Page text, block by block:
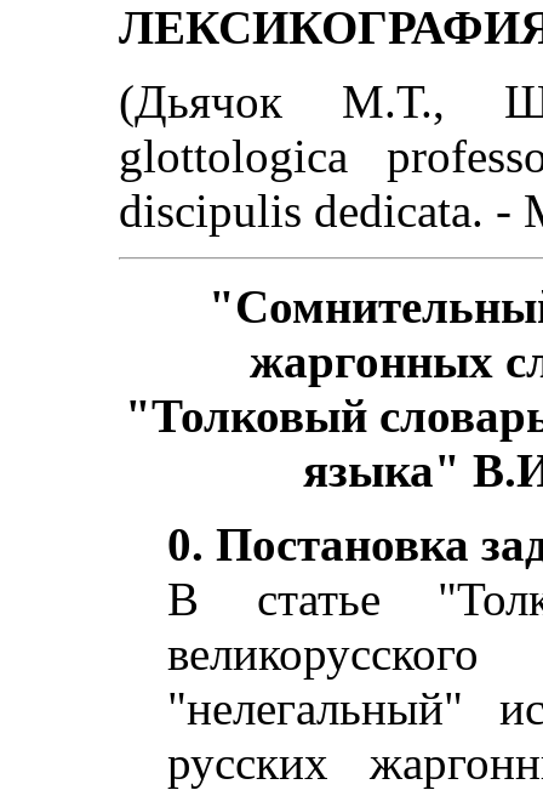
(Дьячок М.Т.,
glottologica
discipulis dedicata.
жаргонных
"Толковый
языка"
0. Постановка
В статье
"нелегальный"
русских